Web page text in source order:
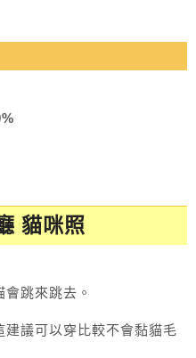
貓咪照
跳來跳去。
議可以穿比較不會黏貓毛